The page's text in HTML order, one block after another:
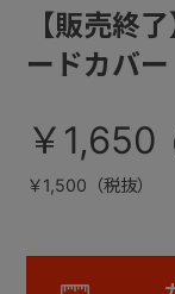
【販売終
ードカバー
￥1,650
￥1,500（税抜）